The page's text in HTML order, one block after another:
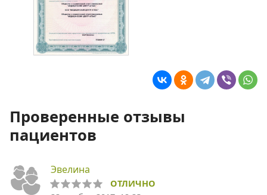
Проверенные отзывы
пациентов
Эвелина
ОТЛИЧНО